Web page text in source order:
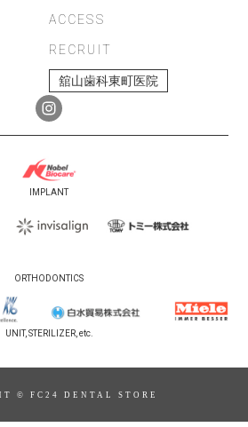
ACCESS
RECRUIT
舘山歯科東町医院
IMPLANT
ORTHODONTICS
UNIT, STERILIZER, etc.
© FC24 DENTAL STORE